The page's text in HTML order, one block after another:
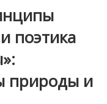
Устав
поэтика
природы и